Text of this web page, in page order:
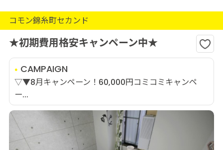
コモン錦糸町セカンド
★初期費用格安キャンペーン中★
CAMPAIGN
▽▼8月キャンペーン！60,000円コミコミキャンペ
ー...